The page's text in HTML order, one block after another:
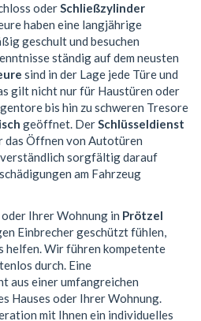
oderSchließzylinder
haben eine langjährige
geschult und besuchen
ständig auf dem neusten
sind in der Lage jede Türe und
gilt nicht nur für Haustüren oder
bis hin zu schweren Tresore
geöffnet. DerSchlüsseldienst
das Öffnen von Autotüren
sorgfältig darauf
am Fahrzeug
Ihrer Wohnung in Prötzel
Einbrecher geschützt fühlen,
helfen. Wir führen kompetente
durch. Eine
aus einer umfangreichen
Hauses oder Ihrer Wohnung.
mit Ihnen ein individuelles